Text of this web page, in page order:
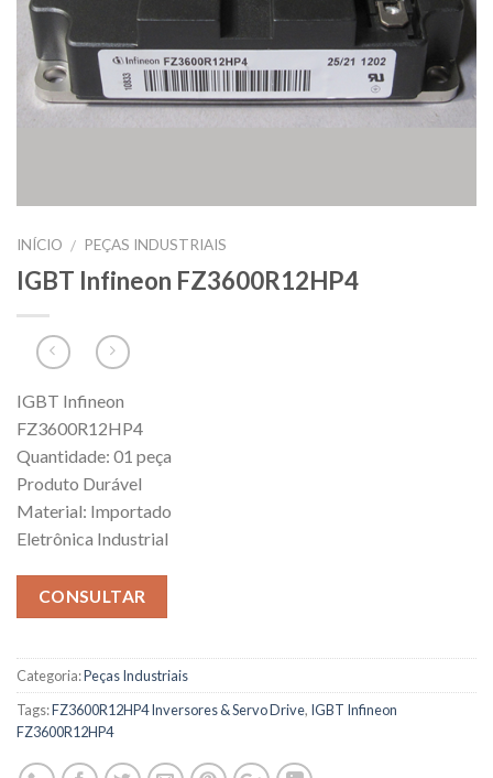
INÍCIO / PEÇAS INDUSTRIAIS
IGBT Infineon FZ3600R12HP4
IGBT Infineon
FZ3600R12HP4
Quantidade: 01 peça
Produto Durável
Material: Importado
Eletrônica Industrial
CONSULTAR
Categoria:Peças Industriais
Tags:FZ3600R12HP4 Inversores & Servo Drive, IGBT Infineon
FZ3600R12HP4